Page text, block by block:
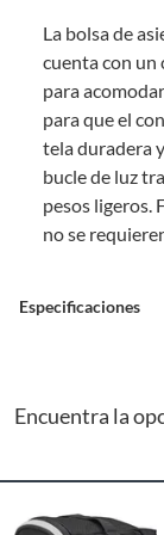
comprado por
derecho:
Productos
puedan
Confeccionados
De uso personal.
En sodimac.cl te
estar en perfecto
Productos
Productos que
con alguna
Alimentos,
La bolsa de
cuenta con un
para
para que el
tela duradera
bucle de luz
pesos ligeros.
no se
Especificaciones
País de origen
Encuentra la